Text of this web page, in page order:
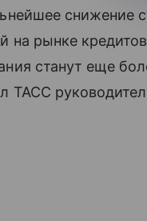
снижение
на рынке
станут еще